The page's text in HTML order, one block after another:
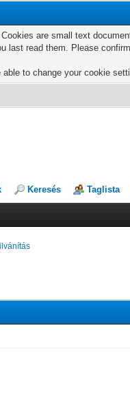
are small text
read them. Please
to change your cookie
Keresés Taglista